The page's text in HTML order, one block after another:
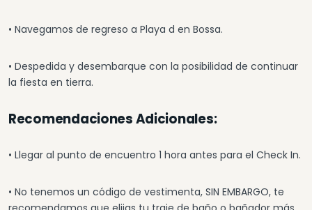
• Navegamos de regreso a Playa d en Bossa.
• Despedida y desembarque con la posibilidad de continuar
la fiesta en tierra.
Recomendaciones Adicionales:
• Llegar al punto de encuentro 1 hora antes para el Check In.
• No tenemos un código de vestimenta, SIN EMBARGO, te